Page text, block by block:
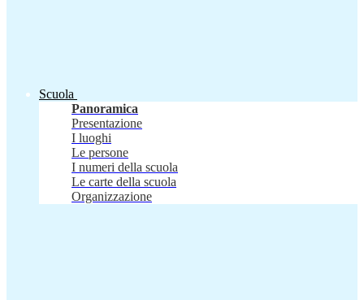
Scuola
Panoramica
Presentazione
I luoghi
Le persone
I numeri della scuola
Le carte della scuola
Organizzazione